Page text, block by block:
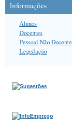
Informações
Alunos
Docentes
Pessoal Não Docente
Legislação